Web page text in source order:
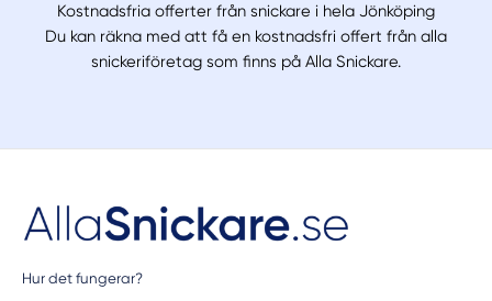
Kostnadsfria offerter från snickare i hela Jönköping
Du kan räkna med att få en kostnadsfri offert från alla
snickeriföretag som finns på Alla Snickare.
Hur det fungerar?